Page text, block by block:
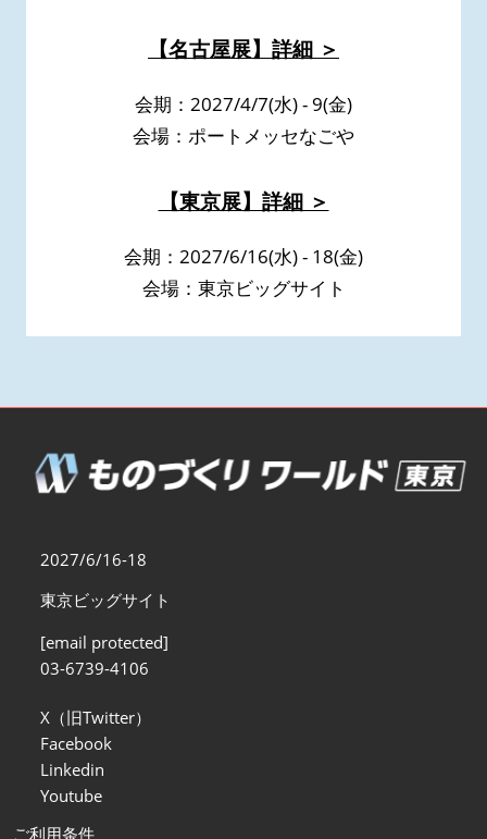
【名古屋展】詳細 ＞
会期：2027/4/7(水) - 9(金)
会場：ポートメッセなごや
【東京展】詳細 ＞
会期：2027/6/16(水) - 18(金)
会場：東京ビッグサイト
2027/6/16-18
東京ビッグサイト
[email protected]
03-6739-4106
X（旧Twitter）
Facebook
Linkedin
Youtube
ご利用条件